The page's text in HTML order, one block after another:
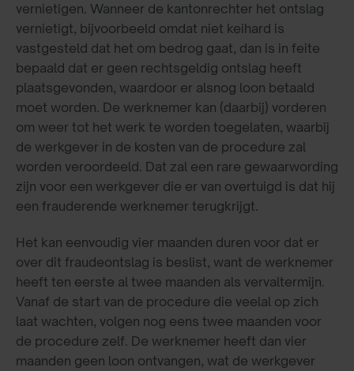
vernietigen. Wanneer de kantonrechter het ontslag
vernietigt, bijvoorbeeld omdat niet keihard is
vastgesteld dat het om bedrog gaat, dan is in feite
bepaald dat er geen rechtsgeldig ontslag heeft
plaatsgevonden, waardoor er alsnog loon betaald
moet worden. De werknemer kan (daarbij) vorderen
om weer tot het werk te worden toegelaten, waarbij
de werkgever in de kosten van de procedure zal
worden veroordeeld. Dat zal een rare gewaarwording
zijn voor een werkgever die er van overtuigd is dat hij
een frauderende werknemer terugkrijgt.
Het kan eenvoudig vier maanden duren voor dat er
over dit fraudeontslag is beslist, want de werknemer
heeft ten eerste al twee maanden als vervaltermijn.
Vanaf de start van de procedure die veelal op zich
laat wachten, volgen nog eens twee maanden voor
de procedure zelf. De werknemer heeft dan vier
maanden geen loon ontvangen, wat de werkgever